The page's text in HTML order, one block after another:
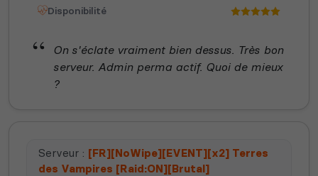
Disponibilité
On s'éclate vraiment bien dessus. Très bon
serveur. Admin perma actif. Quoi de mieux
?
Serveur : [FR][NoWipe][EVENT][x2] Terres
des Vampires [Raid:ON][Brutal]